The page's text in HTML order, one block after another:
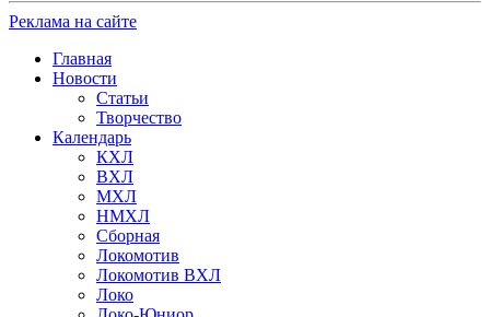
Реклама на сайте
Главная
Новости
Статьи
Творчество
Календарь
КХЛ
ВХЛ
МХЛ
НМХЛ
Сборная
Локомотив
Локомотив ВХЛ
Локо